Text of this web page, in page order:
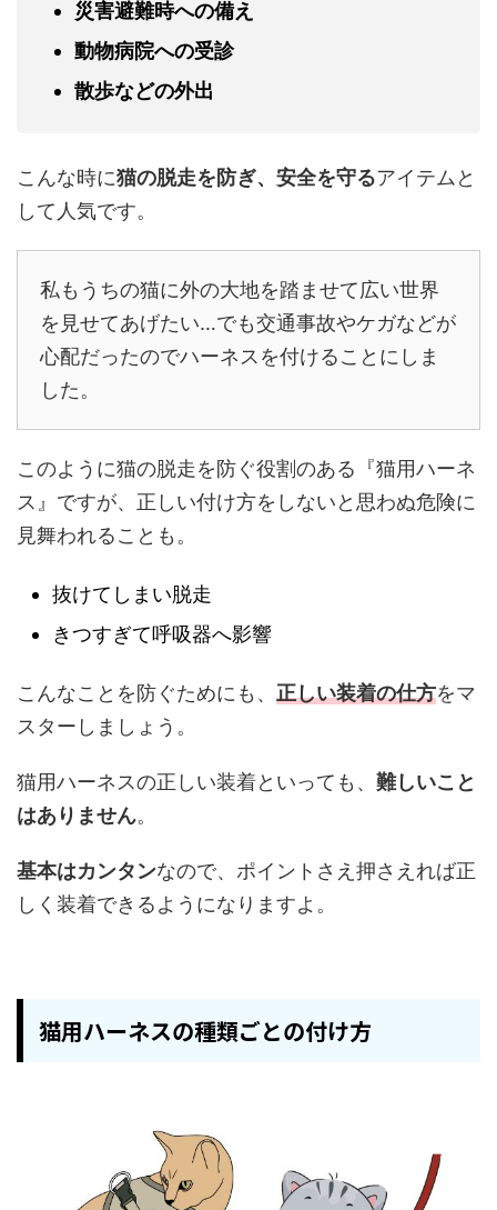
災害避難時への備え
動物病院への受診
散歩などの外出
こんな時に猫の脱走を防ぎ、安全を守るアイテムと
して人気です。
私もうちの猫に外の大地を踏ませて広い世界
を見せてあげたい…でも交通事故やケガなどが
心配だったのでハーネスを付けることにしま
した。
このように猫の脱走を防ぐ役割のある『猫用ハーネ
ス』ですが、正しい付け方をしないと思わぬ危険に
見舞われることも。
抜けてしまい脱走
きつすぎて呼吸器へ影響
こんなことを防ぐためにも、 正しい装着の仕方をマ
スターしましょう。
猫用ハーネスの正しい装着といっても、 難しいこと
はありません。
基本はカンタンなので、ポイントさえ押さえれば正
しく装着できるようになりますよ。
猫用ハーネスの種類ごとの付け方